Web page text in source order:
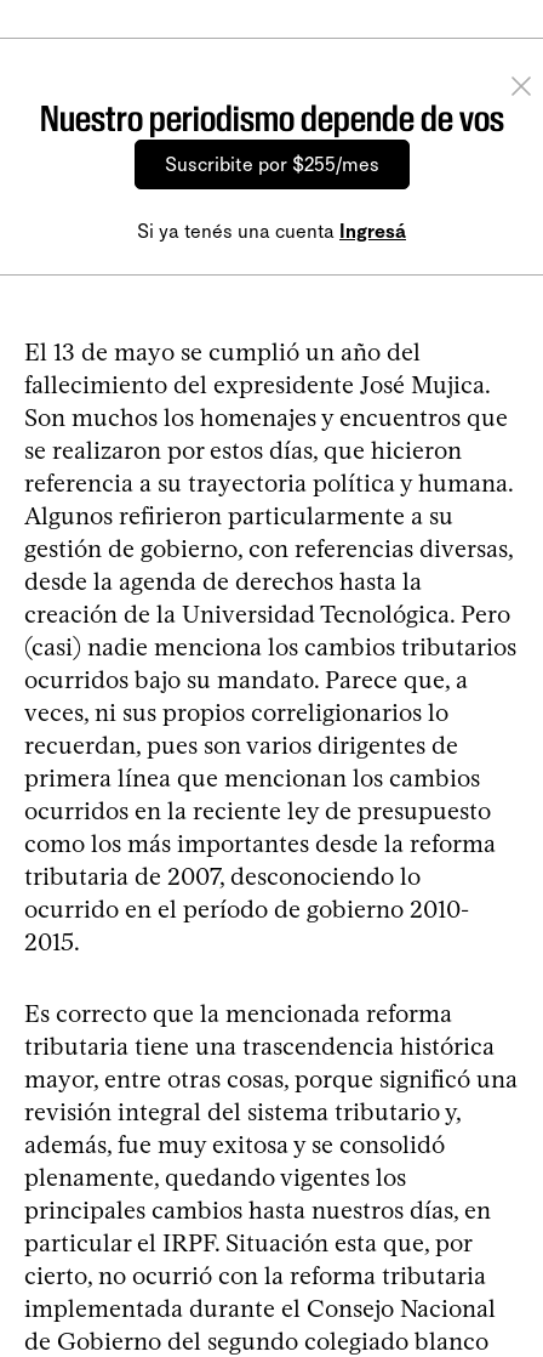
Nuestro periodismo depende de vos
Suscribite por $255/mes
Si ya tenés una cuenta Ingresá
El 13 de mayo se cumplió un año del
fallecimiento del expresidente José Mujica.
Son muchos los homenajes y encuentros que
se realizaron por estos días, que hicieron
referencia a su trayectoria política y humana.
Algunos refirieron particularmente a su
gestión de gobierno, con referencias diversas,
desde la agenda de derechos hasta la
creación de la Universidad Tecnológica. Pero
(casi) nadie menciona los cambios tributarios
ocurridos bajo su mandato. Parece que, a
veces, ni sus propios correligionarios lo
recuerdan, pues son varios dirigentes de
primera línea que mencionan los cambios
ocurridos en la reciente ley de presupuesto
como los más importantes desde la reforma
tributaria de 2007, desconociendo lo
ocurrido en el período de gobierno 2010-
2015.
Es correcto que la mencionada reforma
tributaria tiene una trascendencia histórica
mayor, entre otras cosas, porque significó una
revisión integral del sistema tributario y,
además, fue muy exitosa y se consolidó
plenamente, quedando vigentes los
principales cambios hasta nuestros días, en
particular el IRPF. Situación esta que, por
cierto, no ocurrió con la reforma tributaria
implementada durante el Consejo Nacional
de Gobierno del segundo colegiado blanco